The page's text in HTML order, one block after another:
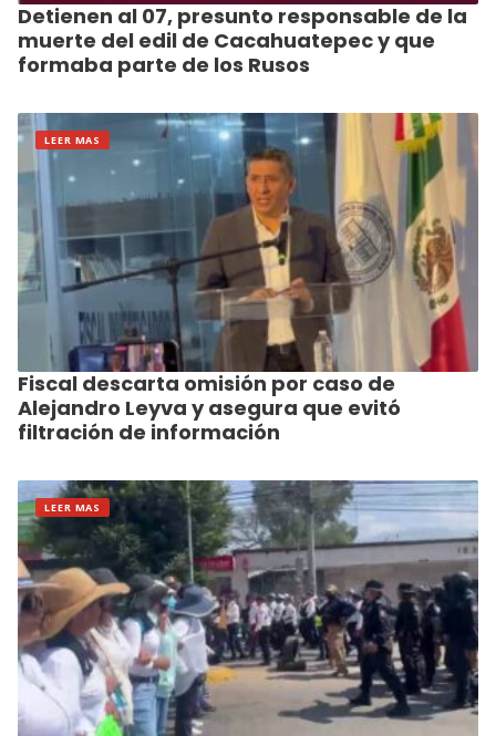
Detienen al 07, presunto responsable de la
muerte del edil de Cacahuatepec y que
formaba parte de los Rusos
LEER MAS
Fiscal descarta omisión por caso de
Alejandro Leyva y asegura que evitó
filtración de información
LEER MAS